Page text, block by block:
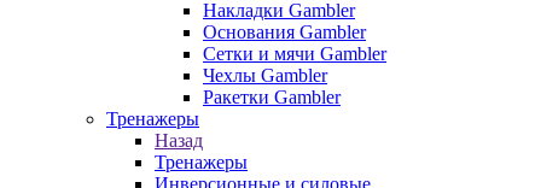
Накладки Gambler
Основания Gambler
Сетки и мячи Gambler
Чехлы Gambler
Ракетки Gambler
Тренажеры
Назад
Тренажеры
Инверсионные и силовые